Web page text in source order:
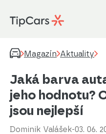
Magazín Aktuality
Jaká barva
jeho hodnotu?
jsou nejlepší
Dominik Valášek-03. 06.